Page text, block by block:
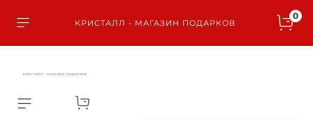
КРИСТАЛЛ - МАГАЗИН ПОДАРКОВ
0
КРИСТАЛЛ - МАГАЗИН ПОДАРКОВ